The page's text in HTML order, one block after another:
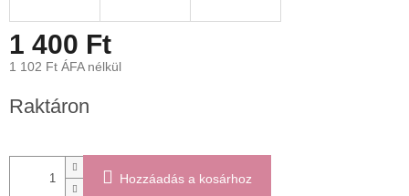
1 400 Ft
1 102 Ft ÁFA nélkül
Raktáron
Hozzáadás a kosárhoz